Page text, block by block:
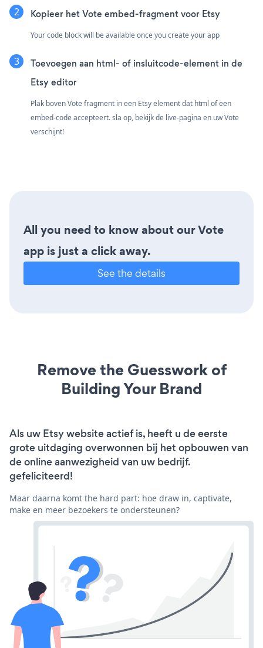
Kopieer het Vote embed-fragment voor Etsy
Your code block will be available once you create your app
Toevoegen aan html- of insluitcode-element in de
Etsy editor
Plak boven Vote fragment in een Etsy element dat html of een
embed-code accepteert. sla op, bekijk de live-pagina en uw Vote
verschijnt!
All you need to know about our Vote
app is just a click away.
See the details
Remove the Guesswork of
Building Your Brand
Als uw Etsy website actief is, heeft u de eerste
grote uitdaging overwonnen bij het opbouwen van
de online aanwezigheid van uw bedrijf.
gefeliciteerd!
Maar daarna komt the hard part: hoe draw in, captivate,
make en meer bezoekers te ondersteunen?